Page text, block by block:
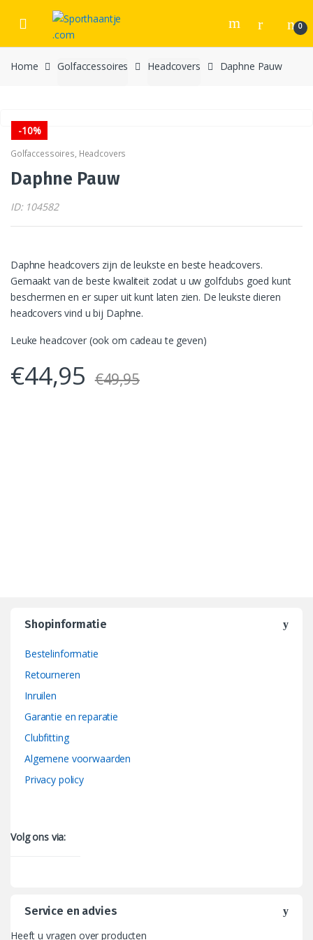
0
Home Golfaccessoires Headcovers Daphne Pauw
-10%
Golfaccessoires, Headcovers
Daphne Pauw
ID: 104582
Daphne headcovers zijn de leukste en beste headcovers.
Gemaakt van de beste kwaliteit zodat u uw golfclubs goed kunt
beschermen en er super uit kunt laten zien. De leukste dieren
headcovers vind u bij Daphne.
Leuke headcover (ook om cadeau te geven)
€44,95 €49,95
Shopinformatie
Bestelinformatie
Retourneren
Inruilen
Garantie en reparatie
Clubfitting
Algemene voorwaarden
Privacy policy
Volg ons via:
Service en advies
Heeft u vragen over producten